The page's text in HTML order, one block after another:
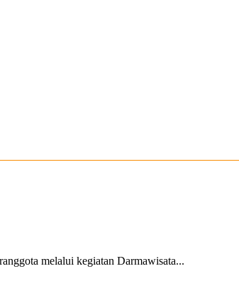
melalui kegiatan Darmawisata...